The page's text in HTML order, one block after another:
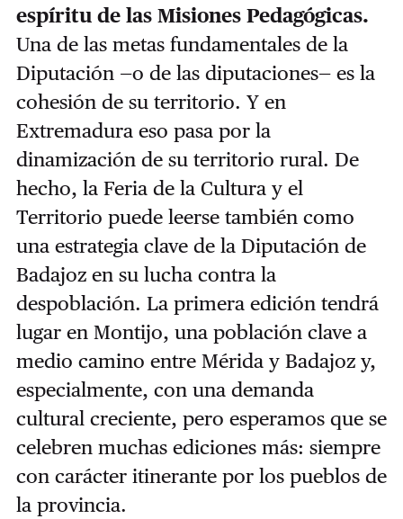
espíritu de las Misiones Pedagógicas.
Una de las metas fundamentales de la
Diputación —o de las diputaciones— es la
cohesión de su territorio. Y en
Extremadura eso pasa por la
dinamización de su territorio rural. De
hecho, la Feria de la Cultura y el
Territorio puede leerse también como
una estrategia clave de la Diputación de
Badajoz en su lucha contra la
despoblación. La primera edición tendrá
lugar en Montijo, una población clave a
medio camino entre Mérida y Badajoz y,
especialmente, con una demanda
cultural creciente, pero esperamos que se
celebren muchas ediciones más: siempre
con carácter itinerante por los pueblos de
la provincia.